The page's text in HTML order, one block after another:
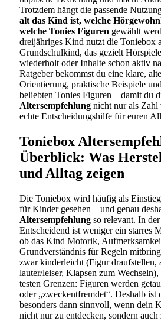
Trotzdem hängt die passende
alt das Kind ist, welche
welche Tonies Figuren gewählt
dreijähriges Kind nutzt die Toniebox
Grundschulkind, das gezielt
wiederholt oder Inhalte schon aktiv
Ratgeber bekommst du eine klare,
Orientierung, praktische Beispiele
beliebten Tonies Figuren – damit du
Altersempfehlung nicht nur als Zahl
echte Entscheidungshilfe für euren
Toniebox
Überblick: Was
und Alltag zeigen
Die Toniebox wird häufig als
für Kinder gesehen – und genau
Altersempfehlung so relevant. In
Entscheidend ist weniger ein starres
ob das Kind Motorik,
Grundverständnis für Regeln
zwar kinderleicht (Figur draufstellen,
lauter/leiser, Klapsen zum
testen Grenzen: Figuren werden
oder „zweckentfremdet“. Deshalb ist
besonders dann sinnvoll, wenn dein
nicht nur zu entdecken, sondern auch